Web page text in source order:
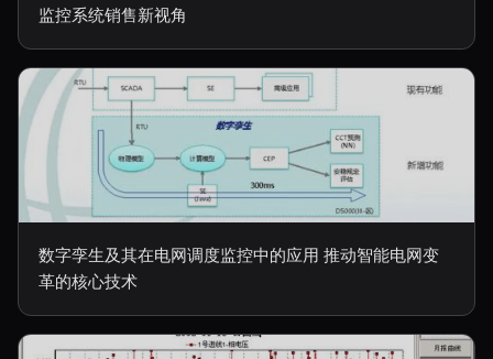
监控系统销售新视角
数字孪生及其在电网调度监控中的应用 推动智能电网变
革的核心技术